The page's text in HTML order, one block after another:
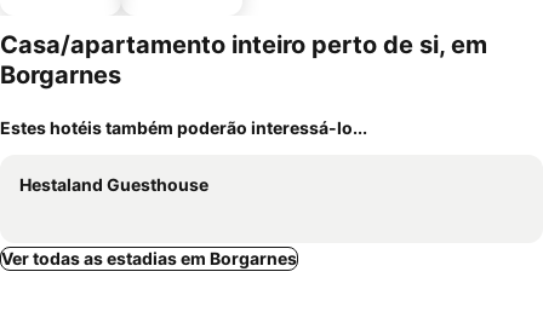
mento
Casa/apartamento inteiro perto de si, em
Borgarnes
Estes hotéis também poderão interessá-lo...
Hestaland Guesthouse
Ver todas as estadias em Borgarnes